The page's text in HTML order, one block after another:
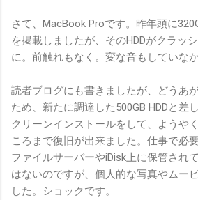
さて、MacBook Proです。昨年頭に
を掲載しましたが、そのHDDがクラッ
に。前触れもなく。変な音もしていなか
読者ブログにも書きましたが、どうあ
ため、新たに調達した500GB HDDと差
クリーンインストールをして、ようや
ころまで復旧が出来ました。仕事で必
ファイルサーバーやiDisk上に保管され
はないのですが、個人的な写真やムー
した。ショックです。